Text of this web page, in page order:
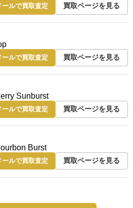
ールで買取査定 買取ページを見る
ールで買取査定 買取ページを見る
Sunburst
ールで買取査定 買取ページを見る
Burst
ールで買取査定 買取ページを見る